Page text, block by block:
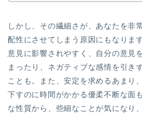
しかし、その繊細さが、あなたを非
配性にさせてしまう原因にもなりま
意見に影響されやすく、自分の意見
まったり、ネガティブな感情を引き
ことも。また、安定を求めるあまり
下すのに時間がかかる優柔不断な面
な性質から、些細なことが気になり